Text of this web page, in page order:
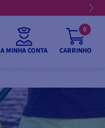
A MINHA CONTA CARRINHO
0